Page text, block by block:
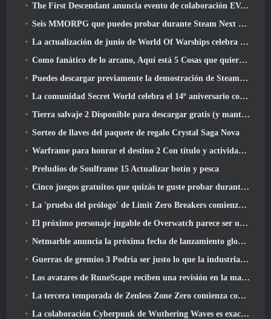
The First Descendant anuncia evento de colaboración EVANGELION
Seis MMORPG que puedes probar durante Steam Next Fest
La actualización de junio de World Of Warships celebra el Día de la Independencia de EE. UU. con una nueva campaña narrativa
Como fanático de lo arcano, Aquí está 5 Cosas que quiero ver del MMO de Riot
Puedes descargar previamente la demostración de Steam Next Fest de Embers Of The Uncrowned Tomorrow
La comunidad Secret World celebra el 14º aniversario con un misterio que deberán resolver juntos
Tierra salvaje 2 Disponible para descargar gratis (y mantener) Por tiempo limitado
Sorteo de llaves del paquete de regalo Crystal Saga Nova
Warframe para honrar el destino 2 Con título y actividad especial en el juego
Preludios de Soulframe 15 Actualizar botín y pesca
Cinco juegos gratuitos que quizás te guste probar durante el Bullet Fest
La 'prueba del prólogo' de Limit Zero Breakers comienza hoy
El próximo personaje jugable de Overwatch parece ser un jefe criminal cyborg con exceso de trabajo
Netmarble anuncia la próxima fecha de lanzamiento global de RF Online
Guerras de gremios 3 Podría ser justo lo que la industria de los MMO necesita ahora mismo
Los avatares de RuneScape reciben una revisión en la mayor actualización visual del juego en los últimos diez años
La tercera temporada de Zenless Zone Zero comienza con un viaje a una isla Bangboo en el cielo, Y a la plataforma Steam
La colaboración Cyberpunk de Wuthering Waves es exactamente lo que quiero de mis eventos cruzados de videojuegos